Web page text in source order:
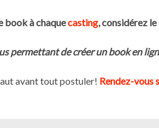
book à chaquecasting, considérez
permettant de créer un book en
avant tout postuler! Rendez-vous
internet.